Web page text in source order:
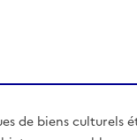
de biens culturels